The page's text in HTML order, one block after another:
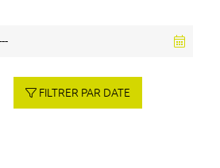
FILTRER PAR DATE